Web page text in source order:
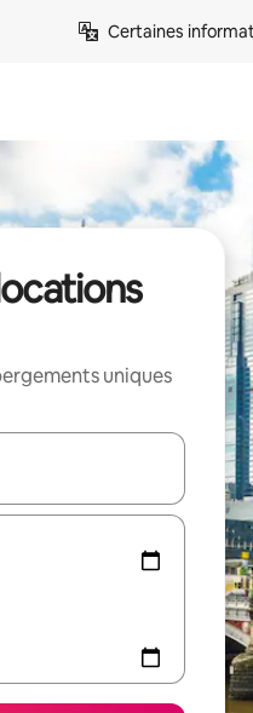
Certaines
uniques
utilisez les flèches vers le